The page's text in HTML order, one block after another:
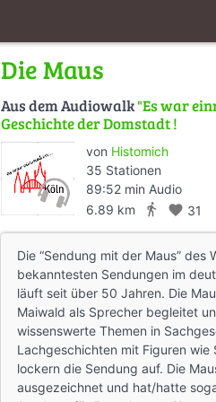
Die Maus
Aus dem Audiowalk"Es war
Geschichte der Domstadt !
von Histomich
35 Stationen
89:52 min Audio
6.89 km
directions_walk favorite 31
Die “Sendung mit der Maus” des
bekanntesten Sendungen im
läuft seit über 50 Jahren. Die
Maiwald als Sprecher begleitet
wissenswerte Themen in
Lachgeschichten mit Figuren wie
lockern die Sendung auf. Die
ausgezeichnet und hat/hatte